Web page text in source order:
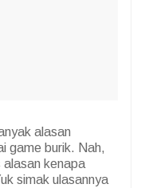
alasan
game burik. Nah,
alasan kenapa
simak ulasannya